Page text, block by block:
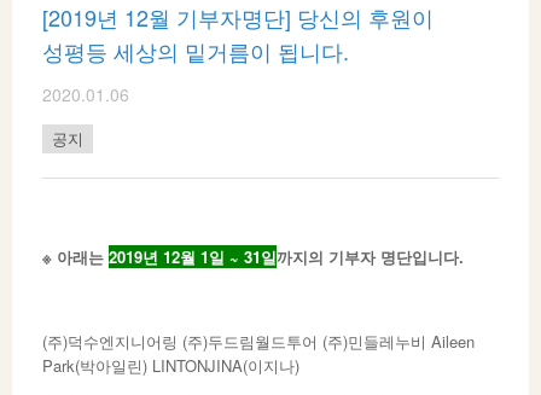
[2019년 12월 기부자명단] 당신의 후원이
성평등 세상의 밑거름이 됩니다.
2020.01.06
공지
※ 아래는 2019년 12월 1일 ~ 31일까지의 기부자 명단입니다.
(주)덕수엔지니어링 (주)두드림월드투어 (주)민들레누비 Aileen
Park(박아일린) LINTONJINA(이지나)